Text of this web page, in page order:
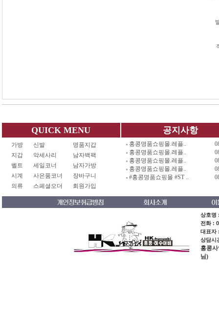
QUICK MENU
가방 신발
명품지갑
지갑
악세사리
남자백팩
벨트
세일코너
남자가방
시계
사은품코너
장바구니
의류
스페셜오더 회원가입
공지사항
홍콩명품쇼핑몰.레플..
홍콩명품쇼핑몰.레플..
홍콩명품쇼핑몰.레플..
홍콩명품쇼핑몰.레플..
#홍콩명품쇼핑몰 #ST ..
상호명
전화 :
대표자
상담시
홍콩
님)